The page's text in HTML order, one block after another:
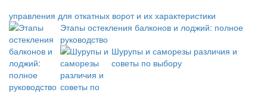
управления для откатных ворот и их характеристики
Этапы остекления балконов и лоджий: полное
руководство
Шурупы и саморезы различия и
советы по выбору